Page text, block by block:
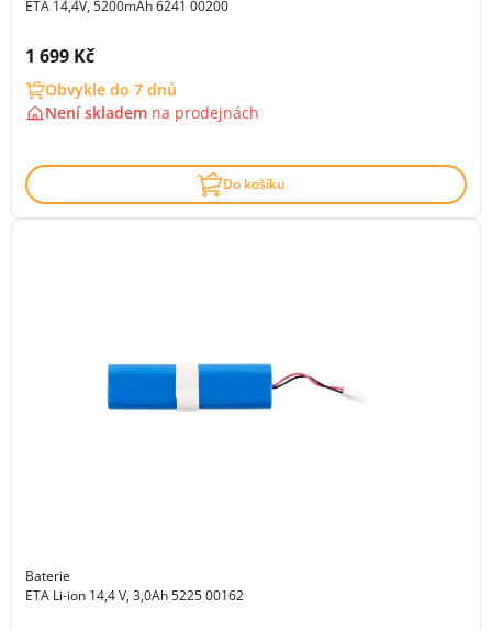
ETA 14,4V, 5200mAh 6241 00200
Cena s DPH:
1 699 Kč
Obvykle do 7 dnů
Není skladem na prodejnách
Do košíku
Baterie
ETA Li-ion 14,4 V, 3,0Ah 5225 00162